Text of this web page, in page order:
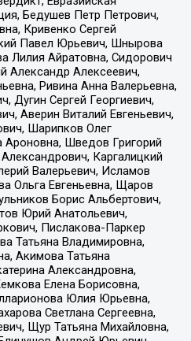
Бедушев Петр Петрович,
Кривенко Сергей
Павел Юрьевич, Шнырова
Лилия Айратовна, Сидорович
Александр Алексеевич,
Ривина Анна Валерьевна,
Дугин Сергей Георгиевич,
Аверин Виталий Евгеньевич,
Шарипков Олег
Шведов Григорий
Каргалицкий
Валерьевич, Исламов
Ольга Евгеньевна, Щаров
Борис Альбертович,
Юрий Анатольевич,
Пислакова-Паркер
Татьяна Владимировна,
Акимова Татьяна
Александровна,
Елена Борисовна,
Юлия Юрьевна,
Светлана Сергеевна,
Щур Татьяна Михайловна,